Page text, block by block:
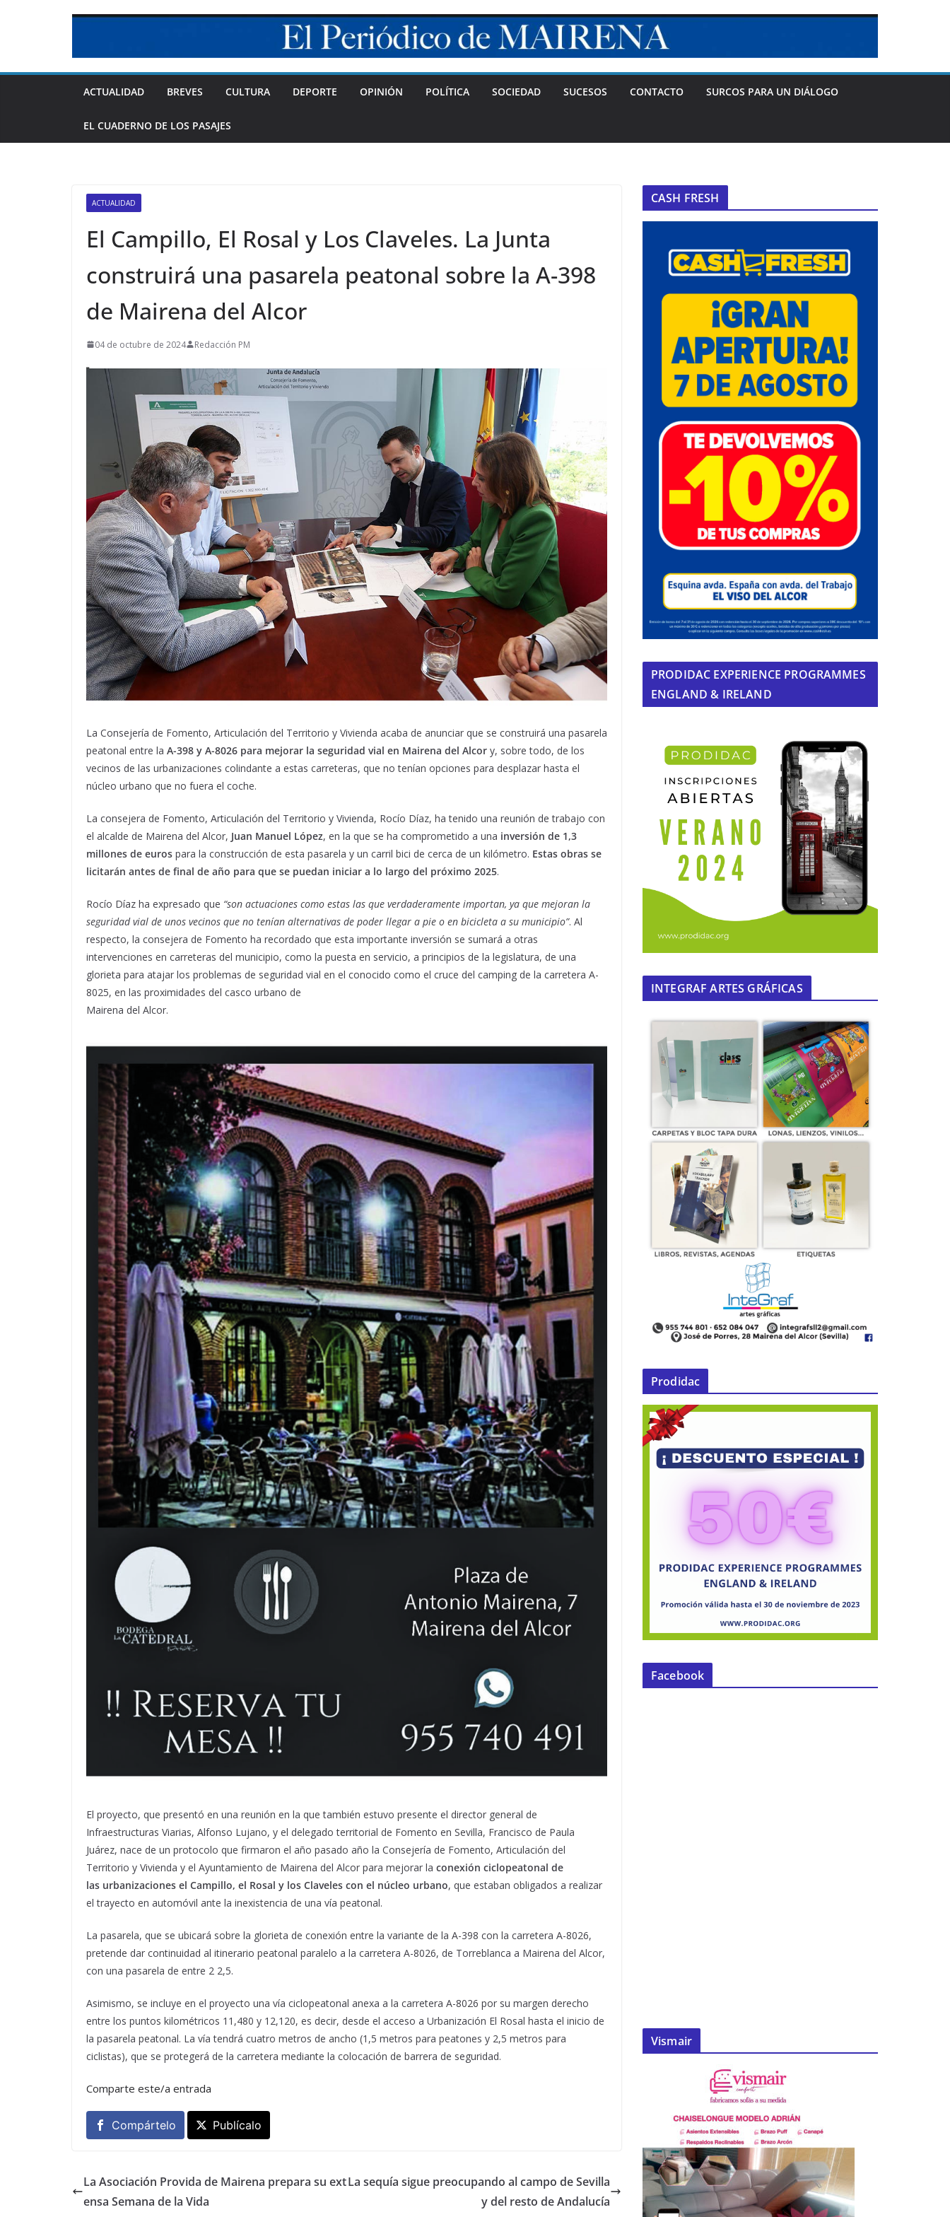
ACTUALIDAD BREVES CULTURA DEPORTE OPINIÓN POLÍTICA SOCIEDAD SUCESOS CONTACTO SURCOS PARA UN DIÁLOGO
EL CUADERNO DE LOS PASAJES
ACTUALIDAD
El Campillo, El Rosal y Los Claveles. La Junta
construirá una pasarela peatonal sobre la A-398
de Mairena del Alcor
04 de octubre de 2024 Redacción PM
La Consejería de Fomento, Articulación del Territorio y Vivienda acaba de anunciar que se construirá una pasarela
peatonal entre la A-398 y A-8026 para mejorar la seguridad vial en Mairena del Alcor y, sobre todo, de los
vecinos de las urbanizaciones colindante a estas carreteras, que no tenían opciones para desplazar hasta el
núcleo urbano que no fuera el coche.
La consejera de Fomento, Articulación del Territorio y Vivienda, Rocío Díaz, ha tenido una reunión de trabajo con
el alcalde de Mairena del Alcor, Juan Manuel López, en la que se ha comprometido a una inversión de 1,3
millones de euros para la construcción de esta pasarela y un carril bici de cerca de un kilómetro. Estas obras se
licitarán antes de final de año para que se puedan iniciar a lo largo del próximo 2025.
Rocío Díaz ha expresado que “son actuaciones como estas las que verdaderamente importan, ya que mejoran la
seguridad vial de unos vecinos que no tenían alternativas de poder llegar a pie o en bicicleta a su municipio”. Al
respecto, la consejera de Fomento ha recordado que esta importante inversión se sumará a otras
intervenciones en carreteras del municipio, como la puesta en servicio, a principios de la legislatura, de una
glorieta para atajar los problemas de seguridad vial en el conocido como el cruce del camping de la carretera A-
8025, en las proximidades del casco urbano de
Mairena del Alcor.
El proyecto, que presentó en una reunión en la que también estuvo presente el director general de
Infraestructuras Viarias, Alfonso Lujano, y el delegado territorial de Fomento en Sevilla, Francisco de Paula
Juárez, nace de un protocolo que firmaron el año pasado año la Consejería de Fomento, Articulación del
Territorio y Vivienda y el Ayuntamiento de Mairena del Alcor para mejorar la conexión ciclopeatonal de
las urbanizaciones el Campillo, el Rosal y los Claveles con el núcleo urbano, que estaban obligados a realizar
el trayecto en automóvil ante la inexistencia de una vía peatonal.
La pasarela, que se ubicará sobre la glorieta de conexión entre la variante de la A-398 con la carretera A-8026,
pretende dar continuidad al itinerario peatonal paralelo a la carretera A-8026, de Torreblanca a Mairena del Alcor,
con una pasarela de entre 2 2,5.
Asimismo, se incluye en el proyecto una vía ciclopeatonal anexa a la carretera A-8026 por su margen derecho
entre los puntos kilométricos 11,480 y 12,120, es decir, desde el acceso a Urbanización El Rosal hasta el inicio de
la pasarela peatonal. La vía tendrá cuatro metros de ancho (1,5 metros para peatones y 2,5 metros para
ciclistas), que se protegerá de la carretera mediante la colocación de barrera de seguridad.
Comparte este/a entrada
Compártelo Publícalo
La Asociación Provida de Mairena prepara su ext
ensa Semana de la Vida
La sequía sigue preocupando al campo de Sevilla
y del resto de Andalucía
CASH FRESH
PRODIDAC EXPERIENCE PROGRAMMES
ENGLAND & IRELAND
INTEGRAF ARTES GRÁFICAS
Prodidac
Facebook
Vismair